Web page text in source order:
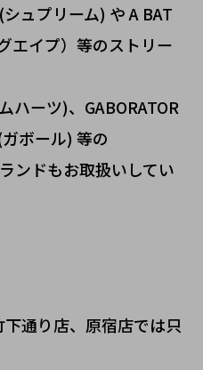
ュプリーム) や A BAT
エイプ）等のストリー
ハーツ)、GABORATOR
ボール) 等の
ンドもお取扱いしてい
通り店、原宿店では只